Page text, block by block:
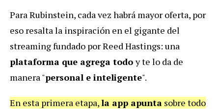
Para Rubinstein, cada vez habrá mayor oferta, por
eso resalta la inspiración en el gigante del
streaming fundado por Reed Hastings: una
plataforma que agrega todoy te lo da de
manera "personal e inteligente".
En esta primera etapa,la app apunta sobre todo